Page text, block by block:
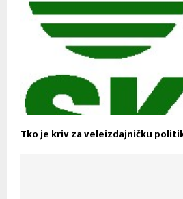
Tko je kriv za veleizdajničku